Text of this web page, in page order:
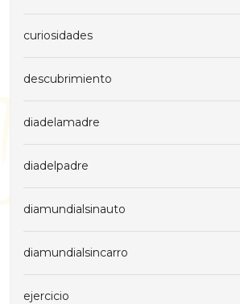
curiosidades
descubrimiento
diadelamadre
diadelpadre
diamundialsinauto
diamundialsincarro
ejercicio